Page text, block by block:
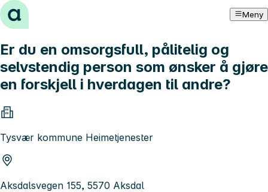
Hopp til innhold Meny
Er du en omsorgsfull, pålitelig og
selvstendig person som ønsker å gjøre
en forskjell i hverdagen til andre?
Tysvær kommune Heimetjenester
Aksdalsvegen 155, 5570 Aksdal